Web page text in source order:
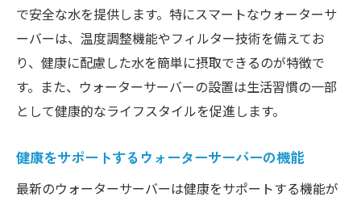
で安全な水を提供します。特にスマートなウォーターサ
ーバーは、温度調整機能やフィルター技術を備えてお
り、健康に配慮した水を簡単に摂取できるのが特徴で
す。また、ウォーターサーバーの設置は生活習慣の一部
として健康的なライフスタイルを促進します。
健康をサポートするウォーターサーバーの機能
最新のウォーターサーバーは健康をサポートする機能が